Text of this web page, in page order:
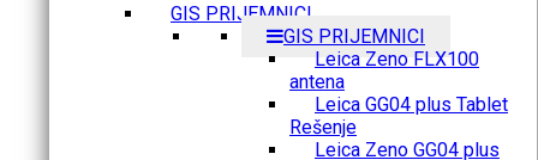
GIS PRIJEMNICI
GIS PRIJEMNICI
Leica Zeno FLX100
antena
Leica GG04 plus Tablet
Rešenje
Leica Zeno GG04 plus